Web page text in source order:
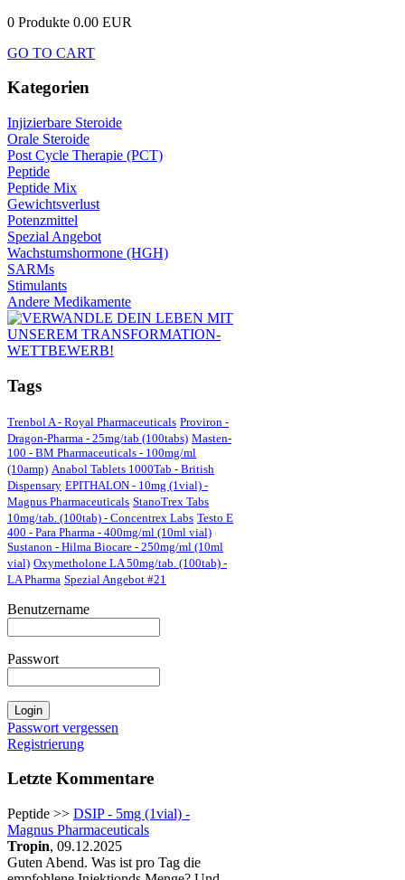
0 Produkte 0.00 EUR
GO TO CART
Kategorien
Injizierbare Steroide
Orale Steroide
Post Cycle Therapie (PCT)
Peptide
Peptide Mix
Gewichtsverlust
Potenzmittel
Spezial Angebot
Wachstumshormone (HGH)
SARMs
Stimulants
Andere Medikamente
Tags
Trenbol A - Royal Pharmaceuticals Proviron -
Dragon-Pharma - 25mg/tab (100tabs) Masten-
100 - BM Pharmaceuticals - 100mg/ml
(10amp) Anabol Tablets 1000Tab - British
Dispensary EPITHALON - 10mg (1vial) -
Magnus Pharmaceuticals StanoTrex Tabs
10mg/tab. (100tab) - Concentrex Labs Testo E
400 - Para Pharma - 400mg/ml (10ml vial)
Sustanon - Hilma Biocare - 250mg/ml (10ml
vial) Oxymetholone LA 50mg/tab. (100tab) -
LA Pharma Spezial Angebot #21
Benutzername
Passwort
Passwort vergessen
Registrierung
Letzte Kommentare
Peptide >> DSIP - 5mg (1vial) -
Magnus Pharmaceuticals
Tropin, 09.12.2025
Guten Abend. Was ist pro Tag die